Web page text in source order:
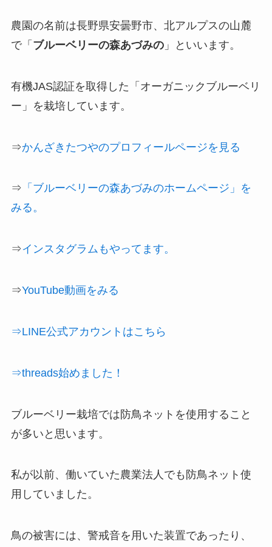
農園の名前は長野県安曇野市、北アルプスの山麓
で「 ブルーベリーの森あづみの」といいます。
有機JAS認証を取得した「オーガニックブルーベリ
ー」を栽培しています。
⇒かんざきたつやのプロフィールページを見る
⇒ 「ブルーベリーの森あづみのホームページ」を
みる。
⇒インスタグラムもやってます。
⇒YouTube動画をみる
⇒LINE公式アカウントはこちら
⇒threads始めました！
ブルーベリー栽培では防鳥ネットを使用すること
が多いと思います。
私が以前、働いていた農業法人でも防鳥ネット使
用していました。
鳥の被害には、警戒音を用いた装置であったり、